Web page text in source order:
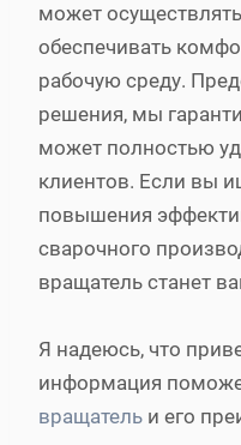
может
обеспечивать
рабочую среду.
решения, мы
может полностью
клиентов. Если вы
повышения
сварочного
вращатель станет
Я надеюсь, что
информация
вращатель и его